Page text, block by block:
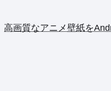
高画質なアニメ壁紙を